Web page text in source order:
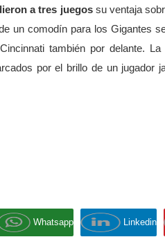
a tres juegossu ventaja
un comodín para los Gigantes
también por delante.
por el brillo de un jugador
Whatsapp Linkedin